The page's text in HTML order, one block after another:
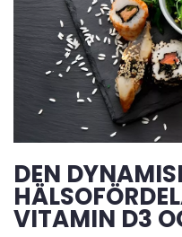
DEN
VITAMIN D3